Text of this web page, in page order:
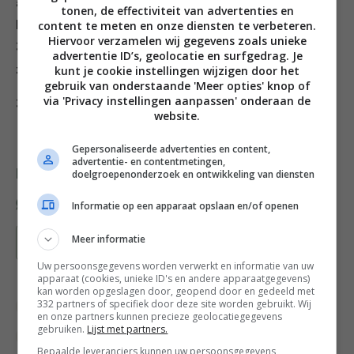
appels met het broodkruimmengsel en zet ze op de
bakplaat. Leg de bovenkanten terug en zet de appels
35–40 minuten in de oven of tot ze goudbruin en
zacht zijn.
3. Laat iets afkoelen en serveer.
Deel dit recept
Bewaar recept
Appelrecepten Brood Diner voor 4 of meer
Fruit recepten Gangen
tonen, de effectiviteit van advertenties en
content te meten en onze diensten te verbeteren.
Hiervoor verzamelen wij gegevens zoals unieke
advertentie ID’s, geolocatie en surfgedrag. Je
kunt je cookie instellingen wijzigen door het
gebruik van onderstaande 'Meer opties' knop of
via 'Privacy instellingen aanpassen' onderaan de
website.
Gepersonaliseerde advertenties en content,
advertentie- en contentmetingen,
doelgroepenonderzoek en ontwikkeling van diensten
Informatie op een apparaat opslaan en/of openen
Meer informatie
Uw persoonsgegevens worden verwerkt en informatie van uw
apparaat (cookies, unieke ID's en andere apparaatgegevens)
kan worden opgeslagen door, geopend door en gedeeld met
332 partners of specifiek door deze site worden gebruikt. Wij
en onze partners kunnen precieze geolocatiegegevens
gebruiken. Lijst met partners.
Bepaalde leveranciers kunnen uw persoonsgegevens